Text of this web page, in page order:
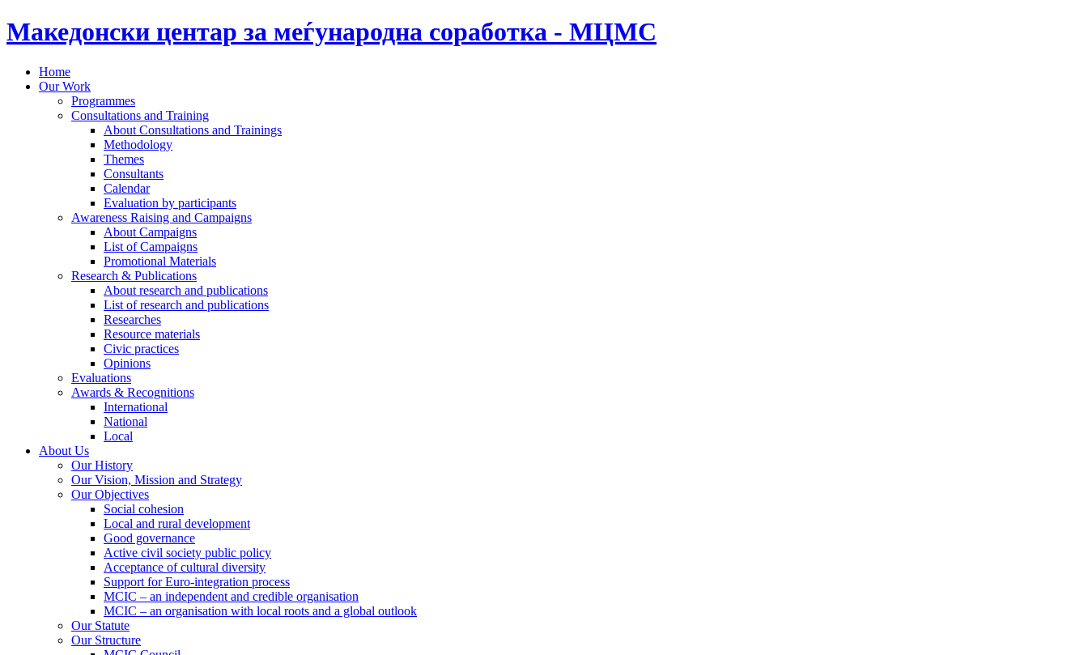
Македонски центар за меѓународна соработка - МЦМС
Home
Our Work
Programmes
Consultations and Training
About Consultations and Trainings
Methodology
Themes
Consultants
Calendar
Evaluation by participants
Awareness Raising and Campaigns
About Campaigns
List of Campaigns
Promotional Materials
Research & Publications
About research and publications
List of research and publications
Researches
Resource materials
Civic practices
Opinions
Evaluations
Awards & Recognitions
International
National
Local
About Us
Our History
Our Vision, Mission and Strategy
Our Objectives
Social cohesion
Local and rural development
Good governance
Active civil society public policy
Acceptance of cultural diversity
Support for Euro-integration process
MCIC – an independent and credible organisation
MCIC – an organisation with local roots and a global outlook
Our Statute
Our Structure